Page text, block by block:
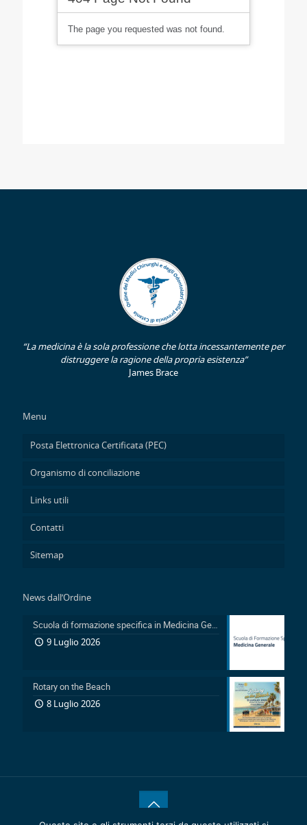
“La medicina è la sola professione che lotta incessantemente per
distruggere la ragione della propria esistenza”
James Brace
Menu
Posta Elettronica Certificata (PEC)
Organismo di conciliazione
Links utili
Contatti
Sitemap
News dall’Ordine
Scuola di formazione specifica in Medicina Generale 2026-2029: Pubblicazione avviso accesso in sovrannumero legge 401/2000 e avviso accesso degli Ufficiali Medici
9 Luglio 2026
Rotary on the Beach
8 Luglio 2026